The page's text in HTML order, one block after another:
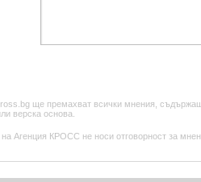
ще премахват всички мнения,
верска основа.
на Агенция КРОСС не носи отговорност за